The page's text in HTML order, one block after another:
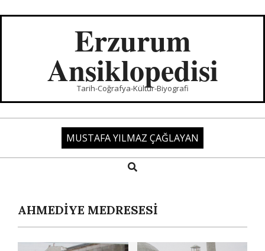
Erzurum
Ansiklopedisi
Tarih-Coğrafya-Kültür-Biyografi
MUSTAFA YILMAZ ÇAĞLAYAN
Search
AHMEDİYE MEDRESESİ